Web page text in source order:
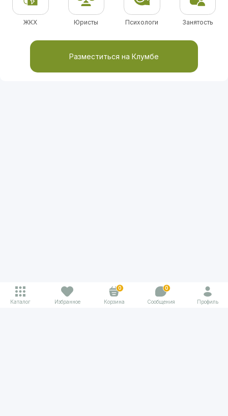
Каталог Избранное
0
Корзина
0
Сообщения Профиль
ЖКХ Юристы Психологи Занятость
Разместиться на Клумбе